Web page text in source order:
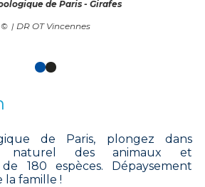
de Paris - Girafes
| DR OT Vincennes
de Paris, plongez dans
naturel des animaux et
180 espèces. Dépaysement
famille !